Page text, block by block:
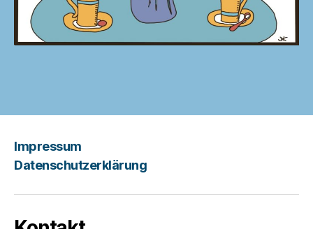
Impressum
Datenschutzerklärung